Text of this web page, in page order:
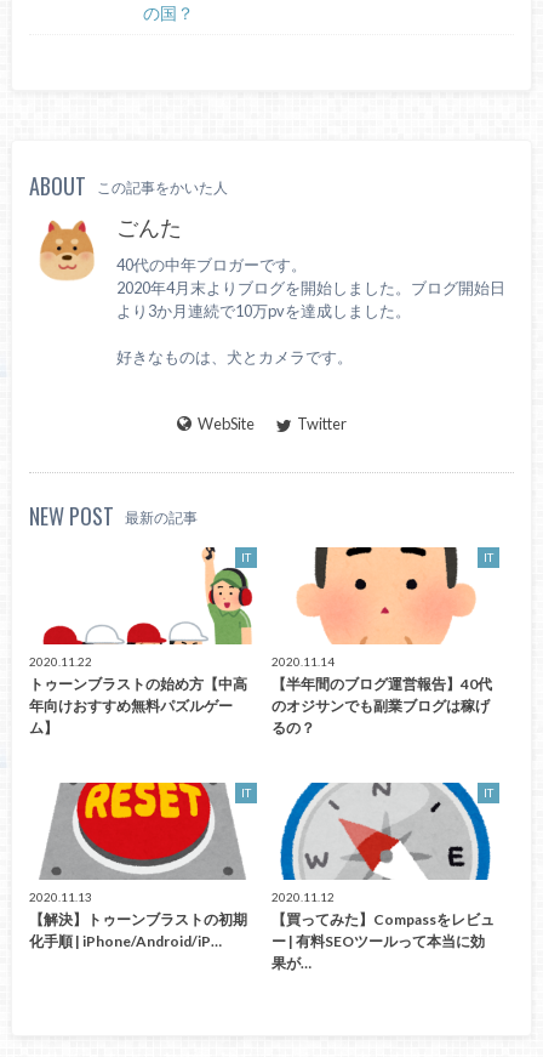
の国？
ABOUT この記事をかいた人
ごんた
40代の中年ブロガーです。
2020年4月末よりブログを開始しました。ブログ開始日
より3か月連続で10万pvを達成しました。
好きなものは、犬とカメラです。
WebSite Twitter
NEW POST 最新の記事
IT
2020.11.22
トゥーンブラストの始め方【中高
年向けおすすめ無料パズルゲー
ム】
IT
2020.11.14
【半年間のブログ運営報告】40代
のオジサンでも副業ブログは稼げ
るの？
IT
2020.11.13
【解決】トゥーンブラストの初期
化手順 | iPhone/Android/iP…
IT
2020.11.12
【買ってみた】Compassをレビュ
ー | 有料SEOツールって本当に効
果が…